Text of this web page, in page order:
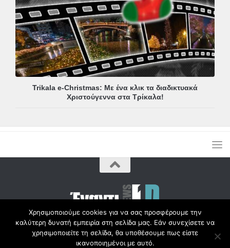
Trikala e-Christmas: Με ένα κλικ τα διαδικτυακά
Χριστούγεννα στα Τρίκαλα!
Copyright © Radio1d.gr 2012-2017 |
Χρησιμοποιούμε cookies για να σας προσφέρουμε την
καλύτερη δυνατή εμπειρία στη σελίδα μας. Εάν συνεχίσετε να
χρησιμοποιείτε τη σελίδα, θα υποθέσουμε πως είστε
ικανοποιημένοι με αυτό.